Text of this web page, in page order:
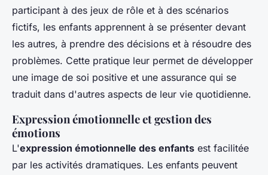
participant à des jeux de rôle et à des scénarios
fictifs, les enfants apprennent à se présenter devant
les autres, à prendre des décisions et à résoudre des
problèmes. Cette pratique leur permet de développer
une image de soi positive et une assurance qui se
traduit dans d'autres aspects de leur vie quotidienne.
Expression émotionnelle et gestion des
émotions
L'expression émotionnelle des enfants est facilitée
par les activités dramatiques. Les enfants peuvent